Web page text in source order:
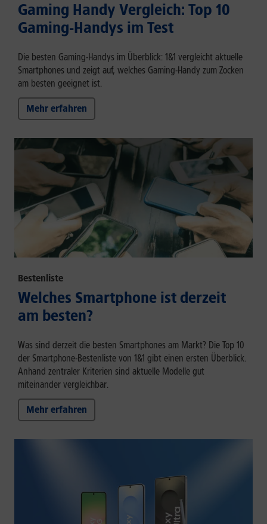
Gaming Handy Vergleich: Top 10
Gaming-Handys im Test
Die besten Gaming-Handys im Überblick: 1&1 vergleicht aktuelle
Smartphones und zeigt auf, welches Gaming-Handy zum Zocken
am besten geeignet ist.
Mehr erfahren
Bestenliste
Welches Smartphone ist derzeit
am besten?
Was sind derzeit die besten Smartphones am Markt? Die Top 10
der Smartphone-Bestenliste von 1&1 gibt einen ersten Überblick.
Anhand zentraler Kriterien sind aktuelle Modelle gut
miteinander vergleichbar.
Mehr erfahren